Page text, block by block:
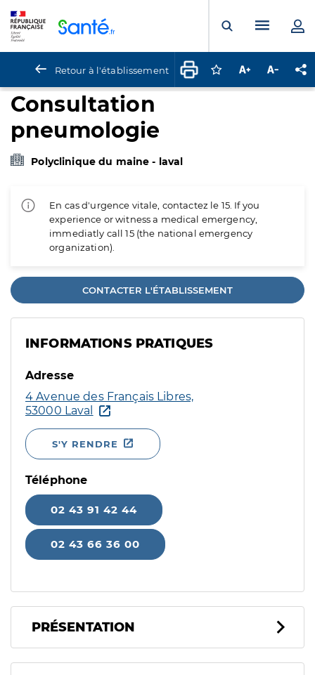
Ouvrir laMenu
Retour à l'établissement Connectez-vous
Augmenter la
Consultation
pneumologie
Polyclinique du maine - laval
En cas d'urgence vitale, contactez le 15. If you
experience or witness a medical emergency,
immediatly call 15 (the national emergency
organization).
CONTACTER L'ÉTABLISSEMENT
INFORMATIONS PRATIQUES
Adresse
4 Avenue des Français Libres,
53000 Laval
S'Y RENDRE
Téléphone
02 43 91 42 44
02 43 66 36 00
PRÉSENTATION